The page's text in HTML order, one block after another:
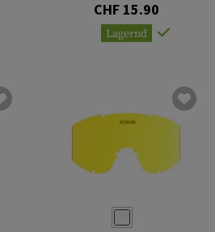
CHF 15.90
Lagernd